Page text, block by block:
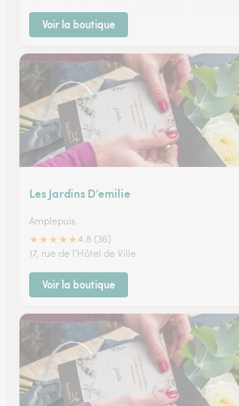
Voir la boutique
Les Jardins D’emilie
Amplepuis
★★★★★4.8 (36)
17, rue de l'Hôtel de Ville
Voir la boutique